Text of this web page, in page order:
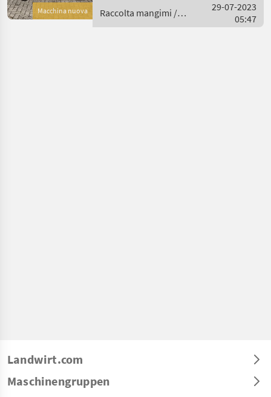
Macchina nuova
---
Raccolta mangimi /
Kuhn
29-07-2023
05:47
Landwirt.com
Maschinengruppen